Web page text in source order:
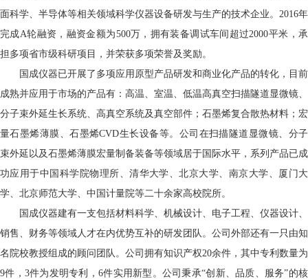
面科学、半导体等相关领域科学仪器设备研发与生产的技术企业。2016年
完成A轮融资，融资金额为500万，拥有装备调试车间超过2000平米，承
担多项省市级科研项目，并荣获多项荣誉及奖励。
国成仪器已开展了多项应用原型产品研发和商业化产品的转化，目前
成熟并应用于市场的产品有：高温、室温、低温高真空扫描隧道显微镜、
分子束外延生长系统、高真空系统及真空部件；石墨烯复合散热材料；宏
量石墨烯薄膜、石墨烯CVD生长设备等。公司在扫描隧道显微镜、分子
束外延以及石墨烯薄膜宏量制备装备等领域居于国际水平，系列产品已成
功应用于中国科学院物理所、清华大学、北京大学、南京大学、厦门大
学、北京师范大学、中国计量院等二十余家高校院所。
国成仪器建有一支包括材料科学、机械设计、电子工程、仪器设计、
销售、财务等领域人才在内优势互补的研发团队。公司外部还有一只由知
名院校教授组成的顾问团队。公司拥有知识产权20余件，其中专利数量为
9件，3件为发明专利，6件实用新型。公司秉承“创新、品质、服务”的核